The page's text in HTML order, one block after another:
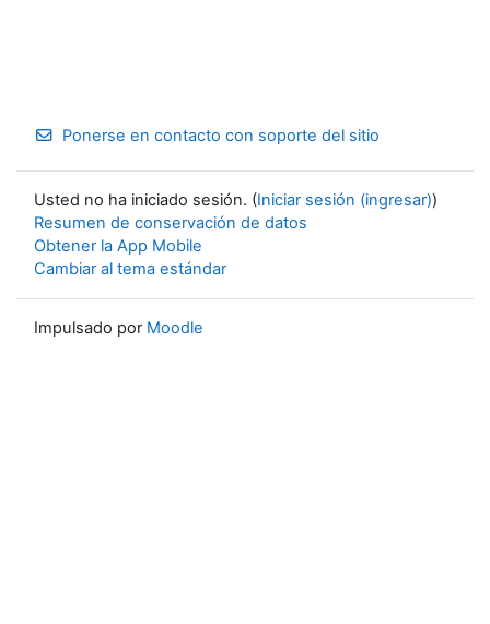
Ponerse en contacto con soporte del sitio
Usted no ha iniciado sesión. (Iniciar sesión (ingresar))
Resumen de conservación de datos
Obtener la App Mobile
Cambiar al tema estándar
Impulsado por Moodle